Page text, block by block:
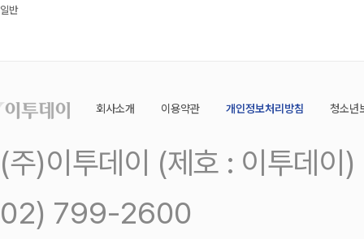
일반
회사소개 이용약관 개인정보처리방침 청소년
(주)이투데이 (제호 : 이투데
02) 799-2600